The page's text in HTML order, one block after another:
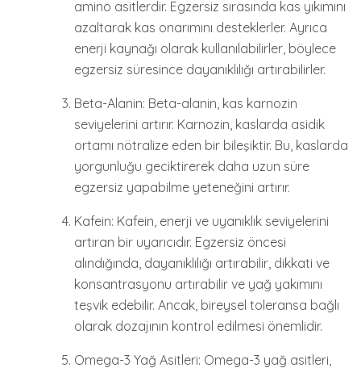
amino asitlerdir. Egzersiz sırasında kas yıkımını
azaltarak kas onarımını desteklerler. Ayrıca
enerji kaynağı olarak kullanılabilirler, böylece
egzersiz süresince dayanıklılığı artırabilirler.
Beta-Alanin: Beta-alanin, kas karnozin
seviyelerini artırır. Karnozin, kaslarda asidik
ortamı nötralize eden bir bileşiktir. Bu, kaslarda
yorgunluğu geciktirerek daha uzun süre
egzersiz yapabilme yeteneğini artırır.
Kafein: Kafein, enerji ve uyanıklık seviyelerini
artıran bir uyarıcıdır. Egzersiz öncesi
alındığında, dayanıklılığı artırabilir, dikkati ve
konsantrasyonu artırabilir ve yağ yakımını
teşvik edebilir. Ancak, bireysel toleransa bağlı
olarak dozajının kontrol edilmesi önemlidir.
Omega-3 Yağ Asitleri: Omega-3 yağ asitleri,